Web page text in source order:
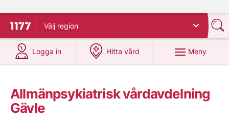
Till startsidan för 1177
Välj region
Logga in
på 1177.se
Hitta vård
på 1177.se
Meny
Allmänpsykiatrisk vårdavdelning
Gävle